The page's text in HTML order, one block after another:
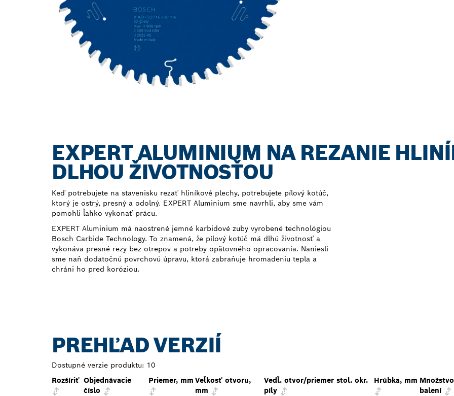
EXPERT ALUMINIUM NA REZANIE
DLHOU ŽIVOTNOSŤOU
Keď potrebujete na stavenisku rezať hliníkové plechy, potrebujete pílový kotúč,
ktorý je ostrý, presný a odolný. EXPERT Aluminium sme navrhli, aby sme vám
pomohli ľahko vykonať prácu.
EXPERT Aluminium má naostrené jemné karbidové zuby vyrobené technológiou
Bosch Carbide Technology. To znamená, že pílový kotúč má dlhú životnosť a
vykonáva presné rezy bez otrepov a potreby opätovného opracovania. Naniesli
sme naň dodatočnú povrchovú úpravu, ktorá zabraňuje hromadeniu tepla a
chráni ho pred koróziou.
PREHĽAD VERZIÍ
Dostupné verzie produktu: 10
Rozšíriť Objednávacie
číslo
Priemer, mm Veľkosť otvoru,
mm
Vedľ. otvor/priemer stol. okr.
píly
Hrúbka, mm
balení